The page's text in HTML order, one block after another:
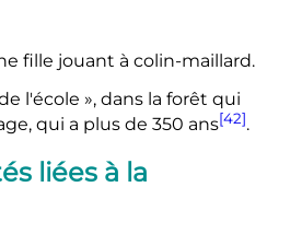
fille jouant à colin-maillard.
l'école », dans la forêt qui
qui a plus de 350 ans[42].
liées à la